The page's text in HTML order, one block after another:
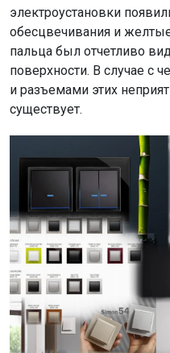
электроустановки
обесцвечивания и
пальца был отчетливо
поверхности. В случае с
и разъемами этих
существует.